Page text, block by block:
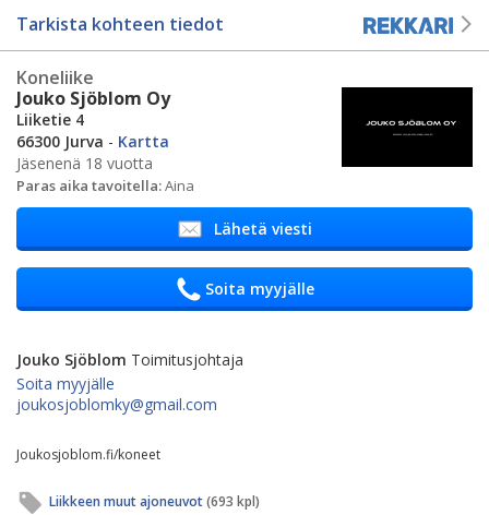
Tarkista kohteen tiedot
Koneliike
Jouko Sjöblom Oy
Liiketie 4
66300 Jurva - Kartta
Jäsenenä 18 vuotta
Paras aika tavoitella:Aina
Lähetä viesti
Soita myyjälle
Jouko Sjöblom Toimitusjohtaja
Soita myyjälle
joukosjoblomky@gmail.com
Joukosjoblom.fi/koneet
Liikkeen muut ajoneuvot(693 kpl)